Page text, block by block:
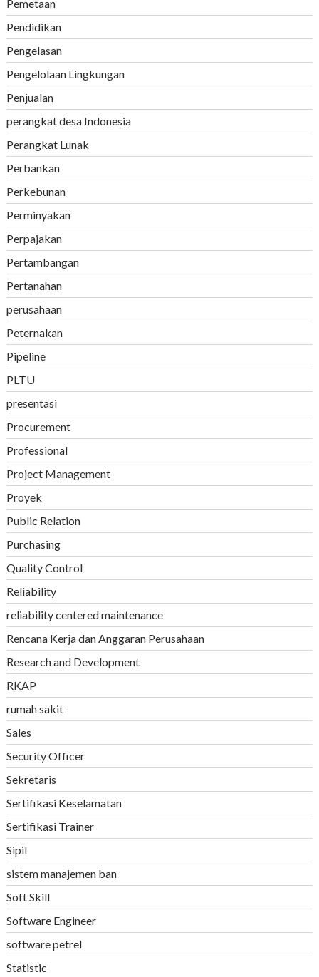
Pemetaan
Pendidikan
Pengelasan
Pengelolaan Lingkungan
Penjualan
perangkat desa Indonesia
Perangkat Lunak
Perbankan
Perkebunan
Perminyakan
Perpajakan
Pertambangan
Pertanahan
perusahaan
Peternakan
Pipeline
PLTU
presentasi
Procurement
Professional
Project Management
Proyek
Public Relation
Purchasing
Quality Control
Reliability
reliability centered maintenance
Rencana Kerja dan Anggaran Perusahaan
Research and Development
RKAP
rumah sakit
Sales
Security Officer
Sekretaris
Sertifikasi Keselamatan
Sertifikasi Trainer
Sipil
sistem manajemen ban
Soft Skill
Software Engineer
software petrel
Statistic